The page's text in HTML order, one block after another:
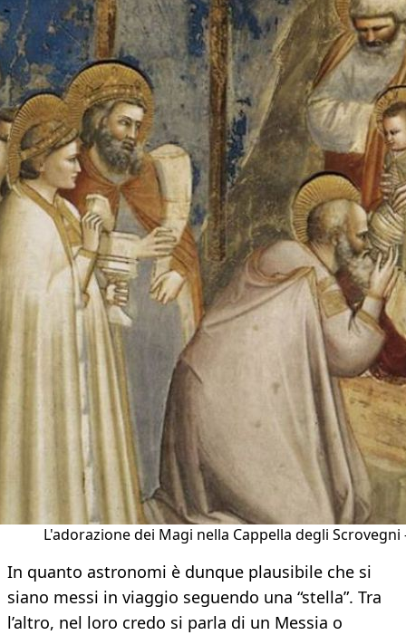
L'adorazione dei Magi nella Cappella degli Scrovegni
In quanto astronomi è dunque plausibile che si
siano messi in viaggio seguendo una “stella”. Tra
l’altro, nel loro credo si parla di un Messia o